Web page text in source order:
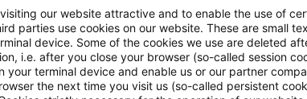
our website attractive and to enable the use of
parties use cookies on our website. These are small
device. Some of the cookies we use are deleted
i.e. after you close your browser (so-called session
your terminal device and enable us or our partner
the next time you visit us (so-called persistent